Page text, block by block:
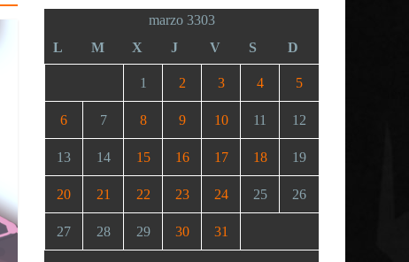
marzo 3303
L
M X J V S D
1 2 3 4 5
6 7 8 9 10 11 12
13 14 15 16 17 18 19
20 21 22 23 24 25 26
27 28 29 30 31